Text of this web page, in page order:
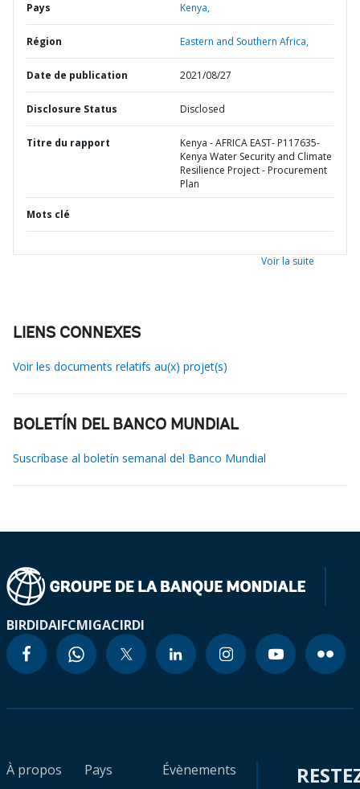
Pays Kenya,
Région Eastern and Southern Africa,
Date de publication 2021/08/27
Disclosure Status Disclosed
Titre du rapport
Kenya - AFRICA EAST- P117635-
Kenya Water Security and Climate
Resilience Project - Procurement
Plan
Mots clé
Voir la suite
LIENS CONNEXES
Voir les documents relatifs au(x) projet(s)
BOLETÍN DEL BANCO MUNDIAL
Suscríbase al boletín semanal del Banco Mundial
BIRDIDAIFCMIGACIRDI
À propos
Pays
Évènements